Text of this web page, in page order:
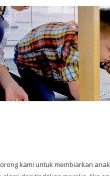
kami untuk membiarkan